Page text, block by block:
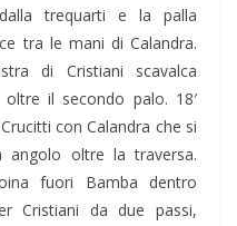
trequarti e la palla
tra le mani di Calandra.
di Cristiani scavalca
il secondo palo. 18′
con Calandra che si
angolo oltre la traversa.
fuori Bamba dentro
Cristiani da due passi,